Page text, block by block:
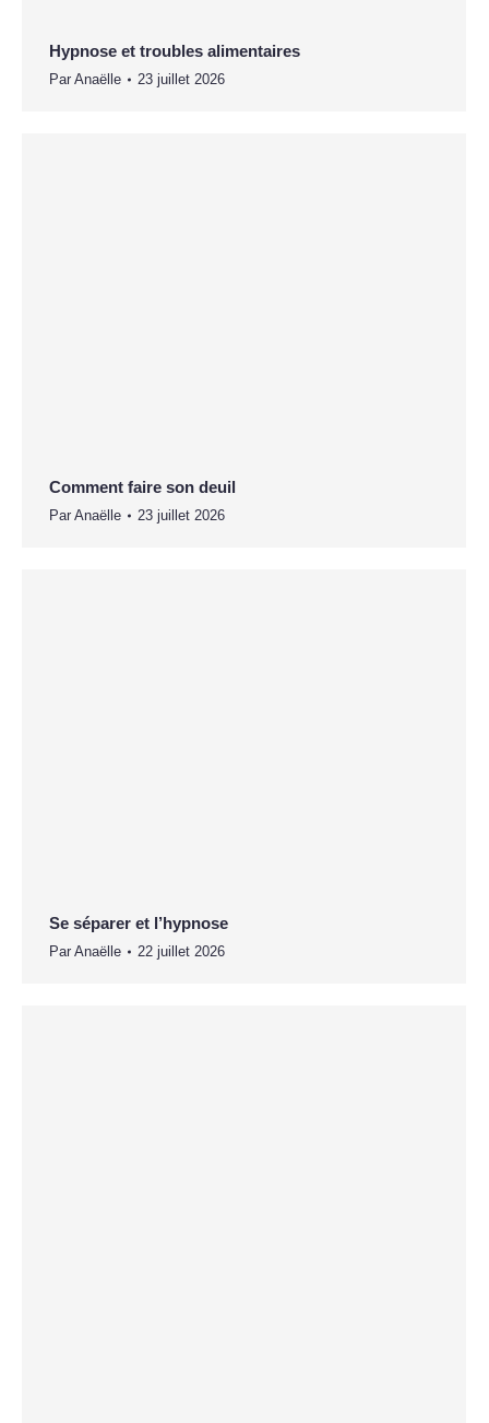
Hypnose et troubles alimentaires
Par Anaëlle 23 juillet 2026
Comment faire son deuil
Par Anaëlle 23 juillet 2026
Se séparer et l’hypnose
Par Anaëlle 22 juillet 2026